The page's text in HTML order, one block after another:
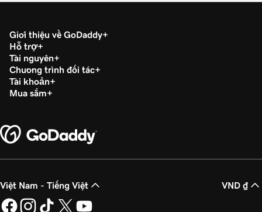
Giới thiệu về GoDaddy
Hỗ trợ
Tài nguyên
Chương trình đối tác
Tài khoản
Mua sắm
Việt Nam - Tiếng Việt VND ₫